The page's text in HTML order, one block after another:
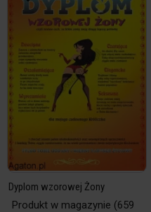
Dyplom wzorowej Żony
Produkt w magazynie (659